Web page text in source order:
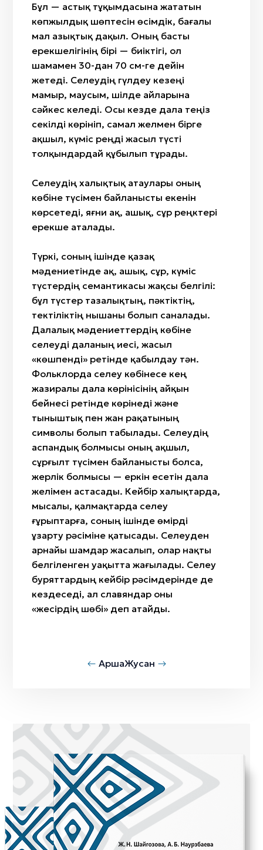
Бұл — астық тұқымдасына жататын
көпжылдық шөптесін өсімдік, бағалы
мал азықтық дақыл. Оның басты
ерекшелігінің бірі — биіктігі, ол
шамамен 30-дан 70 см-ге дейін
жетеді. Селеудің гүлдеу кезеңі
мамыр, маусым, шілде айларына
сәйкес келеді. Осы кезде дала теңіз
секілді көрініп, самал желмен бірге
ақшыл, күміс реңді жасыл түсті
толқындардай құбылып тұрады.
Селеудің халықтық атаулары оның
көбіне түсімен байланысты екенін
көрсетеді, яғни ақ, ашық, сұр реңктері
ерекше аталады.
Түркі, соның ішінде қазақ
мәдениетінде ақ, ашық, сұр, күміс
түстердің семантикасы жақсы белгілі:
бұл түстер тазалықтың, пәктіктің,
тектіліктің нышаны болып саналады.
Далалық мәдениеттердің көбіне
селеуді даланың иесі, жасыл
«көшпенді» ретінде қабылдау тән.
Фольклорда селеу көбінесе кең
жазиралы дала көрінісінің айқын
бейнесі ретінде көрінеді және
тыныштық пен жан рақатының
символы болып табылады. Селеудің
аспандық болмысы оның ақшыл,
сұрғылт түсімен байланысты болса,
жерлік болмысы — еркін есетін дала
желімен астасады. Кейбір халықтарда,
мысалы, қалмақтарда селеу
ғұрыптарға, соның ішінде өмірді
ұзарту рәсіміне қатысады. Селеуден
арнайы шамдар жасалып, олар нақты
белгіленген уақытта жағылады. Селеу
буряттардың кейбір рәсімдерінде де
кездеседі, ал славяндар оны
«жесірдің шөбі» деп атайды.
АршаЖусан